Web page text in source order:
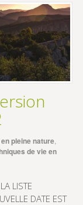
pleine nature,
de vie en
LISTE
DATE EST